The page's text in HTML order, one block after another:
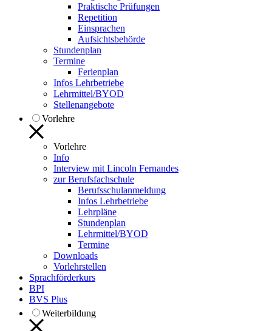
Praktische Prüfungen
Repetition
Einsprachen
Aufsichtsbehörde
Stundenplan
Termine
Ferienplan
Infos Lehrbetriebe
Lehrmittel/BYOD
Stellenangebote
Vorlehre
Vorlehre
Info
Interview mit Lincoln Fernandes
zur Berufsfachschule
Berufsschulanmeldung
Infos Lehrbetriebe
Lehrpläne
Stundenplan
Lehrmittel/BYOD
Termine
Downloads
Vorlehrstellen
Sprachförderkurs
BPI
BVS Plus
Weiterbildung